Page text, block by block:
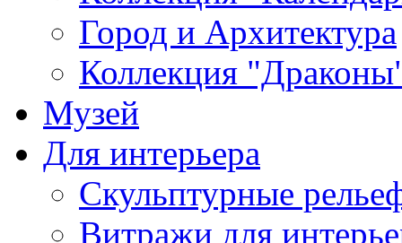
Город и Архитектура
Коллекция
Музей
Для интерьера
Скульптурные
Витражи для